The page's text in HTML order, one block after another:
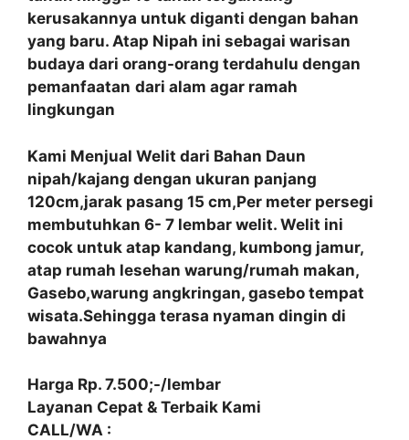
kerusakannya untuk diganti dengan bahan
yang baru. Atap Nipah ini sebagai warisan
budaya dari orang-orang terdahulu dengan
pemanfaatan dari alam agar ramah
lingkungan
Kami Menjual Welit dari Bahan Daun
nipah/kajang dengan ukuran panjang
120cm,jarak pasang 15 cm,Per meter persegi
membutuhkan 6- 7 lembar welit. Welit ini
cocok untuk atap kandang, kumbong jamur,
atap rumah lesehan warung/rumah makan,
Gasebo,warung angkringan, gasebo tempat
wisata.Sehingga terasa nyaman dingin di
bawahnya
Harga Rp. 7.500;-/lembar
Layanan Cepat & Terbaik Kami
CALL/WA :